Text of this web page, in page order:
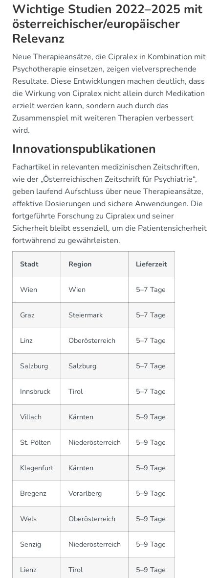
Wichtige Studien 2022–2025 mit
österreichischer/europäischer
Relevanz
Neue Therapieansätze, die Cipralex in Kombination mit
Psychotherapie einsetzen, zeigen vielversprechende
Resultate. Diese Entwicklungen machen deutlich, dass
die Wirkung von Cipralex nicht allein durch Medikation
erzielt werden kann, sondern auch durch das
Zusammenspiel mit weiteren Therapien verbessert
wird.
Innovationspublikationen
Fachartikel in relevanten medizinischen Zeitschriften,
wie der „Österreichischen Zeitschrift für Psychiatrie“,
geben laufend Aufschluss über neue Therapieansätze,
effektive Dosierungen und sichere Anwendungen. Die
fortgeführte Forschung zu Cipralex und seiner
Sicherheit bleibt essenziell, um die Patientensicherheit
fortwährend zu gewährleisten.
Stadt Region Lieferzeit
Wien Wien 5–7 Tage
Graz Steiermark 5–7 Tage
Linz Oberösterreich 5–7 Tage
Salzburg Salzburg 5–7 Tage
Innsbruck Tirol 5–7 Tage
Villach Kärnten 5–9 Tage
St. Pölten Niederösterreich 5–9 Tage
Klagenfurt Kärnten 5–9 Tage
Bregenz Vorarlberg 5–9 Tage
Wels Oberösterreich 5–9 Tage
Senzig Niederösterreich 5–9 Tage
Lienz Tirol 5–9 Tage